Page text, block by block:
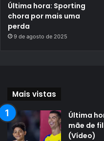
Última hora: Sporting
chora por mais uma
perda
9 de agosto de 2025
Mais vistas
Última
mãe de
(Vídeo)